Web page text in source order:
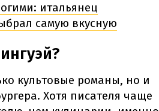
итальянец
самую вкусную
культовые романы, но и
Хотя писателя чаще